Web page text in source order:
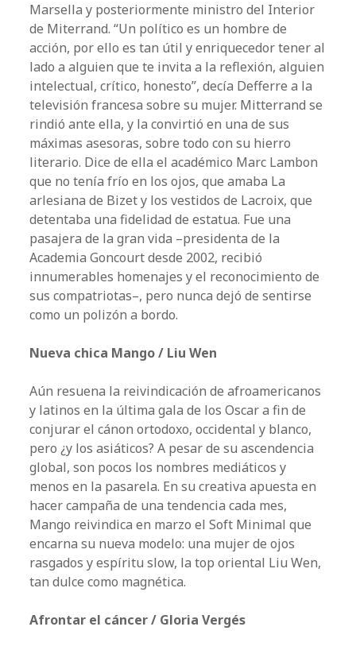
Marsella y posteriormente ministro del Interior
de Miterrand. “Un político es un hombre de
acción, por ello es tan útil y enriquecedor tener al
lado a alguien que te invita a la reflexión, alguien
intelectual, crítico, honesto”, decía Defferre a la
televisión francesa sobre su mujer. Mitterrand se
rindió ante ella, y la convirtió en una de sus
máximas asesoras, sobre todo con su hierro
literario. Dice de ella el académico Marc Lambon
que no tenía frío en los ojos, que amaba La
arlesiana de Bizet y los vestidos de Lacroix, que
detentaba una fidelidad de estatua. Fue una
pasajera de la gran vida –presidenta de la
Academia Goncourt desde 2002, recibió
innumerables homenajes y el reconocimiento de
sus compatriotas–, pero nunca dejó de sentirse
como un polizón a bordo.
Nueva chica Mango / Liu Wen
Aún resuena la reivindicación de afroamericanos
y latinos en la última gala de los Oscar a fin de
conjurar el cánon ortodoxo, occidental y blanco,
pero ¿y los asiáticos? A pesar de su ascendencia
global, son pocos los nombres mediáticos y
menos en la pasarela. En su creativa apuesta en
hacer campaña de una tendencia cada mes,
Mango reivindica en marzo el Soft Minimal que
encarna su nueva modelo: una mujer de ojos
rasgados y espíritu slow, la top oriental Liu Wen,
tan dulce como magnética.
Afrontar el cáncer / Gloria Vergés